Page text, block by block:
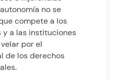
no se
compete a los
a las instituciones
por el
de los derechos